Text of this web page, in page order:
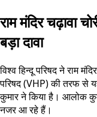
राम मंदिर चढ़ावा
बड़ा दावा
विश्व हिन्दू परिषद ने राम
परिषद (VHP) की तरफ से
कुमार ने किया है। आलोक
नजर आ रहे हैं।